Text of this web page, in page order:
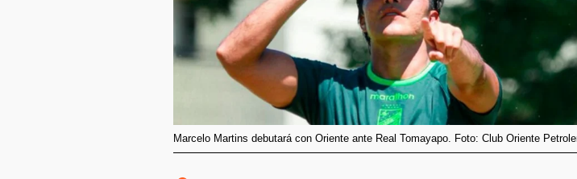
Marcelo Martins debutará con Oriente ante Real Tomayapo. Foto: Club Oriente